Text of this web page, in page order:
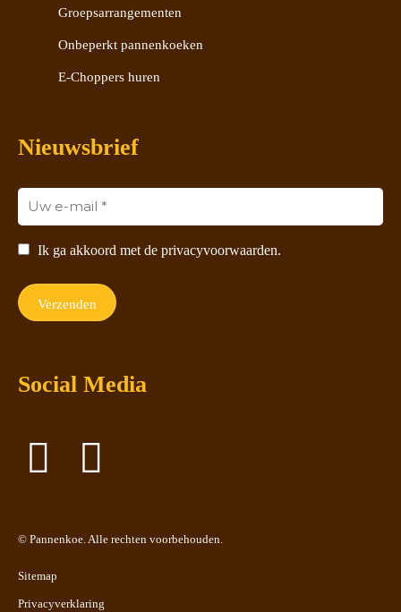
Groepsarrangementen
Onbeperkt pannenkoeken
E-Choppers huren
Nieuwsbrief
Ik ga akkoord met de privacyvoorwaarden.
Social Media
© Pannenkoe. Alle rechten voorbehouden.
Sitemap
Privacyverklaring